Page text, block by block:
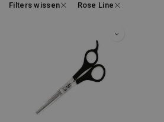
Filters wissen Rose Line